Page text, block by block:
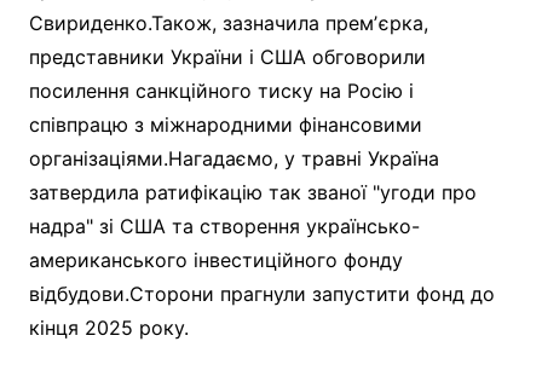
Свириденко.Також, зазначила премʼєрка,
представники України і США обговорили
посилення санкційного тиску на Росію і
співпрацю з міжнародними фінансовими
організаціями.Нагадаємо, у травні Україна
затвердила ратифікацію так званої "угоди про
надра" зі США та створення українсько-
американського інвестиційного фонду
відбудови.Сторони прагнули запустити фонд до
кінця 2025 року.